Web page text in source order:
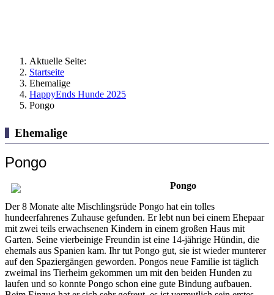
Aktuelle Seite:
Startseite
Ehemalige
HappyEnds Hunde 2025
Pongo
Ehemalige
Pongo
Pongo
Der 8 Monate alte Mischlingsrüde Pongo hat ein tolles
hundeerfahrenes Zuhause gefunden. Er lebt nun bei einem Ehepaar
mit zwei teils erwachsenen Kindern in einem großen Haus mit
Garten. Seine vierbeinige Freundin ist eine 14-jährige Hündin, die
ehemals aus Spanien kam. Ihr tut Pongo gut, sie ist wieder munterer
auf den Spaziergängen geworden. Pongos neue Familie ist täglich
zweimal ins Tierheim gekommen um mit den beiden Hunden zu
laufen und so konnte Pongo schon eine gute Bindung aufbauen.